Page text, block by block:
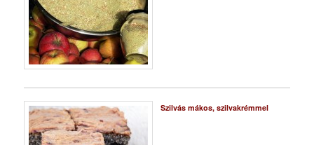
Szilvás mákos, szilvakrémmel